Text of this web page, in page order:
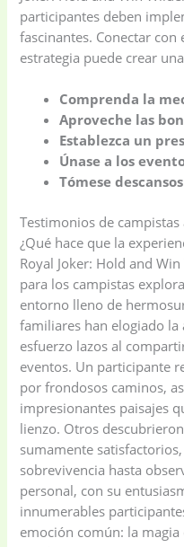
participantes deben
fascinantes. Conectar
estrategia puede crear
Comprenda la
Aproveche las
Establezca un
Únase a los
Tómese descansos
Testimonios de
¿Qué hace que la
Royal Joker: Hold and
para los campistas
entorno lleno de
familiares han elogiado la
esfuerzo lazos al
eventos. Un participante
por frondosos caminos,
impresionantes paisajes
lienzo. Otros
sumamente
sobrevivencia hasta
personal, con su
innumerables
emoción común: la